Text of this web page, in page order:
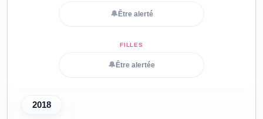
🔔 Être alerté
🔔 Être alertée
2018